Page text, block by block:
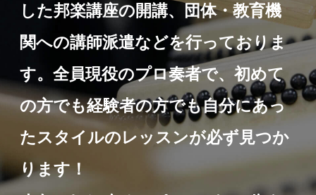
した邦楽講座の開講、団体・教育機
関への講師派遣などを行っておりま
す。全員現役のプロ奏者で、初めて
の方でも経験者の方でも自分にあっ
たスタイルのレッスンが必ず見つか
ります！